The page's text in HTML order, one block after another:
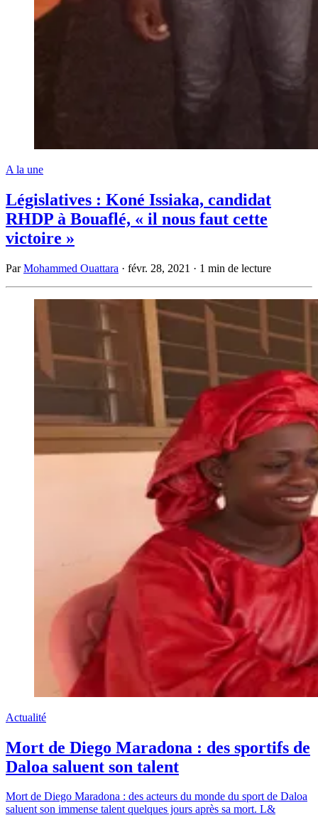
A la une
Législatives : Koné Issiaka, candidat
RHDP à Bouaflé, « il nous faut cette
victoire »
ParMohammed Ouattara · févr. 28, 2021 · 1 min de lecture
Actualité
Mort de Diego Maradona : des sportifs de
Daloa saluent son talent
Mort de Diego Maradona : des acteurs du monde du sport de Daloa
saluent son immense talent quelques jours après sa mort. L&